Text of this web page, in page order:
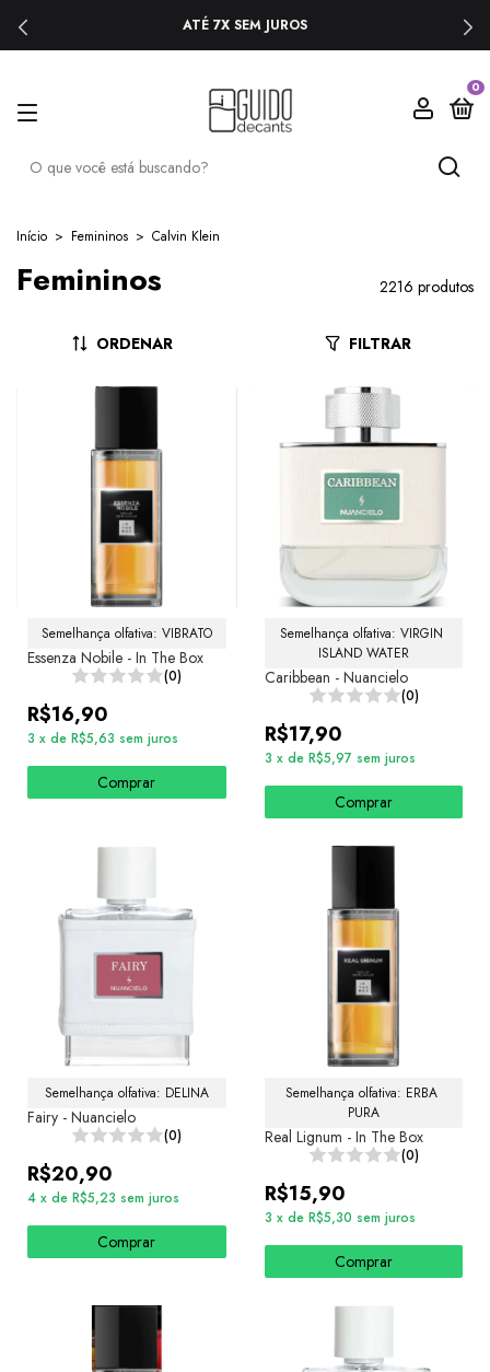
ATÉ 7X SEM JUROS
0
Início > Femininos > Calvin Klein
Femininos 2216 produtos
ORDENAR FILTRAR
Semelhança olfativa: VIBRATO
Essenza Nobile - In The Box
(0)
R$16,90
3 x de R$5,63 sem juros
Comprar
Semelhança olfativa: VIRGIN
ISLAND WATER
Caribbean - Nuancielo
(0)
R$17,90
3 x de R$5,97 sem juros
Comprar
Semelhança olfativa: DELINA
Fairy - Nuancielo
(0)
R$20,90
4 x de R$5,23 sem juros
Comprar
Semelhança olfativa: ERBA
PURA
Real Lignum - In The Box
(0)
R$15,90
3 x de R$5,30 sem juros
Comprar